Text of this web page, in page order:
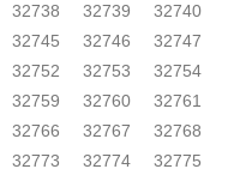
32738 32739
32740
32745 32746
32747
32752 32753
32754
32759 32760
32761
32766 32767
32768
32773 32774 32775